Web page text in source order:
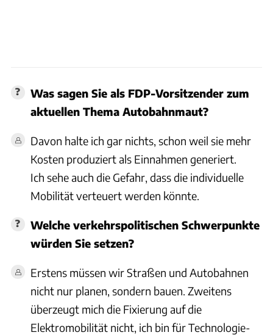
Was sagen Sie als FDP-Vorsitzender zum
aktuellen Thema Autobahnmaut?
Davon halte ich gar nichts, schon weil sie mehr
Kosten produziert als Einnahmen generiert.
Ich sehe auch die Gefahr, dass die individuelle
Mobilität verteuert werden könnte.
Welche verkehrspolitischen Schwerpunkte
würden Sie setzen?
Erstens müssen wir Straßen und Autobahnen
nicht nur planen, sondern bauen. Zweitens
überzeugt mich die Fixierung auf die
Elektromobilität nicht, ich bin für Technologie-